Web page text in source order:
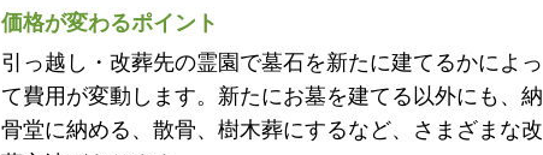
価格が変わるポイント
引っ越し・改葬先の霊園で墓石を新たに建てるかによっ
て費用が変動します。新たにお墓を建てる以外にも、納
骨堂に納める、散骨、樹木葬にするなど、さまざまな改